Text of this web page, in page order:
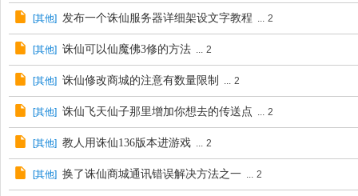
[其他] 发布一个诛仙服务器详细架设文字教程 ... 2
[其他] 诛仙可以仙魔佛3修的方法 ... 2
[其他] 诛仙修改商城的注意有数量限制 ... 2
[其他] 诛仙飞天仙子那里增加你想去的传送点 ... 2
[其他] 教人用诛仙136版本进游戏 ... 2
[其他] 换了诛仙商城通讯错误解决方法之一 ... 2